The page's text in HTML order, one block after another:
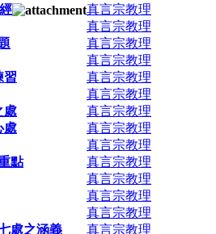
真言宗教理
真言宗教理
真言宗教理
真言宗教理
習
真言宗教理
真言宗教理
處
真言宗教理
處
真言宗教理
真言宗教理
點
真言宗教理
真言宗教理
真言宗教理
真言宗教理
處之涵義
真言宗教理